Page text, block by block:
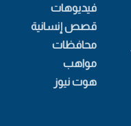
فيديوهات
قصص إنسانية
محافظات
مواهب
هوت نيوز